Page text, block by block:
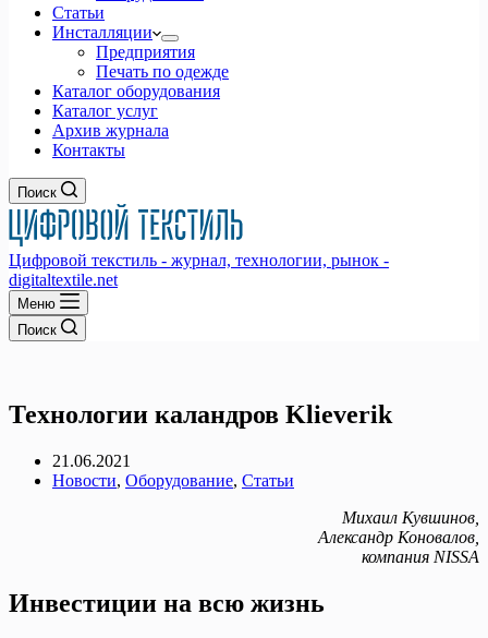
Статьи
Инсталляции
Предприятия
Печать по одежде
Каталог оборудования
Каталог услуг
Архив журнала
Контакты
Поиск
Цифровой текстиль - журнал, технологии, рынок -
digitaltextile.net
Меню
Поиск
Технологии каландров Klieverik
21.06.2021
Новости, Оборудование, Статьи
Михаил Кувшинов,
Александр Коновалов,
компания NISSA
Инвестиции на всю жизнь